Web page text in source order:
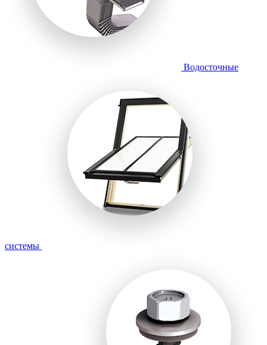
Водосточные
системы